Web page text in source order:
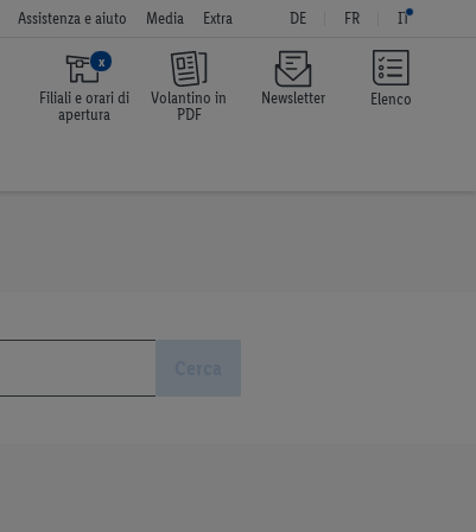
Elenco
Assistenza e aiuto Media Extra DE FR IT
x
Filiali e orari di
apertura
Volantino in
PDF
Newsletter